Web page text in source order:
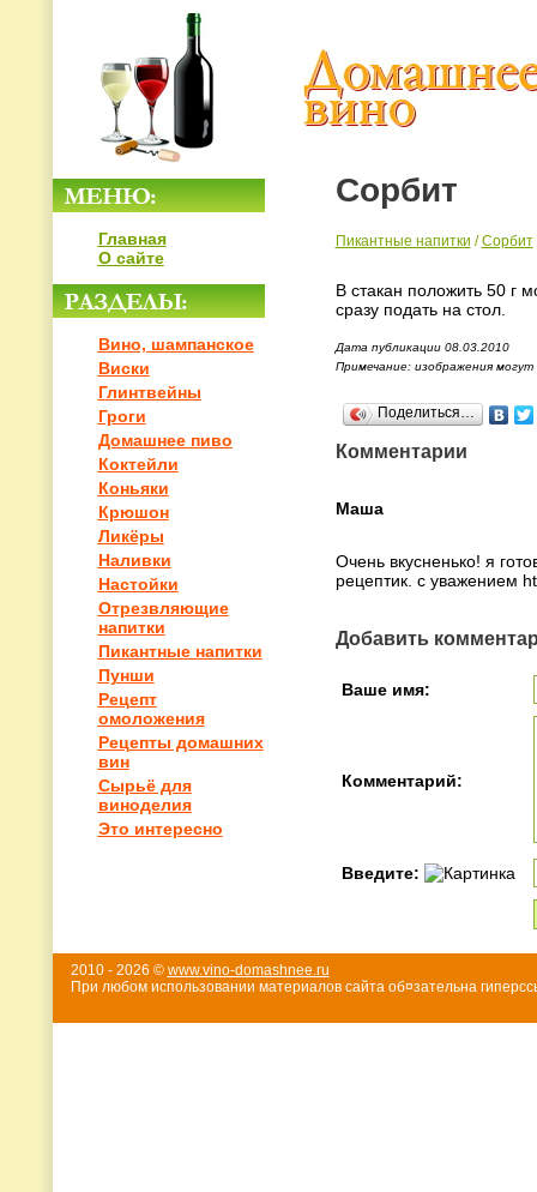
Главная
О сайте
Вино, шампанское
Виски
Глинтвейны
Гроги
Домашнее пиво
Коктейли
Коньяки
Крюшон
Ликёры
Наливки
Настойки
Отрезвляющие
напитки
Пикантные напитки
Пунши
Рецепт
омоложения
Рецепты домашних
вин
Сырьё для
виноделия
Это интересно
Сорбит
Пикантные напитки /Сорбит
В стакан положить 50 г
сразу подать на стол.
Дата публикации 08.03.2010
Примечание: изображения
Поделиться…
Комментарии
Маша
Очень вкусненько! я
рецептик. с уважением
Добавить
Ваше имя:
Комментарий:
Введите:
2010 - 2026 © www.vino-domashnee.ru
При любом использовании материалов сайта об¤зательна